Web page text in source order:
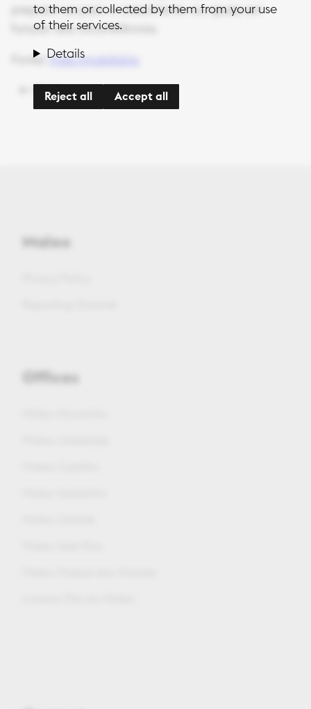
preparar-se para o crescimento ou ajuste em
função das circunstâncias.
Fonte:Vida Imobiliária
Back
Maleo
Offices
to them or collected by them from your use
of their services.
Details
Reject all Accept all